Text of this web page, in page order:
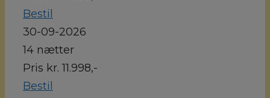
Bestil
30-09-2026
14 nætter
Pris kr. 11.998,-
Bestil